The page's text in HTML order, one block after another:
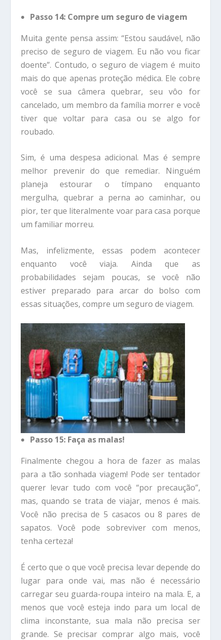
Passo 14: Compre um seguro de viagem
Muita gente pensa assim: “Estou saudável, não
preciso de seguro de viagem. Eu não vou ficar
doente”. Contudo, o seguro de viagem é muito
mais do que apenas proteção médica. Ele cobre
você se sua câmera quebrar, seu vôo for
cancelado, um membro da família morrer e você
tiver que voltar para casa ou se algo for
roubado.
Sim, é uma despesa adicional. Mas é sempre
melhor prevenir do que remediar. Ninguém
planeja estourar o tímpano enquanto
mergulha, quebrar a perna ao caminhar, ou
pior, ter que literalmente voar para casa porque
um familiar morreu.
Mas, infelizmente, essas podem acontecer
enquanto você viaja. Ainda que as
probabilidades sejam poucas, se você não
estiver preparado para arcar do bolso com
essas situações, compre um seguro de viagem.
Passo 15: Faça as malas!
Finalmente chegou a hora de fazer as malas
para a tão sonhada viagem! Pode ser tentador
querer levar tudo com você “por precaução”,
mas, quando se trata de viajar, menos é mais.
Você não precisa de 5 casacos ou 8 pares de
sapatos. Você pode sobreviver com menos,
tenha certeza!
É certo que o que você precisa levar depende do
lugar para onde vai, mas não é necessário
carregar seu guarda-roupa inteiro na mala. E, a
menos que você esteja indo para um local de
clima inconstante, sua mala não precisa ser
grande. Se precisar comprar algo mais, você